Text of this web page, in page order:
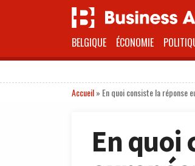
BELGIQUE ÉCONOMIE
Accueil» En quoi consiste la réponse
En quoi